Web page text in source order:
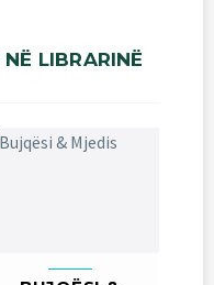
NË LIBRARINË